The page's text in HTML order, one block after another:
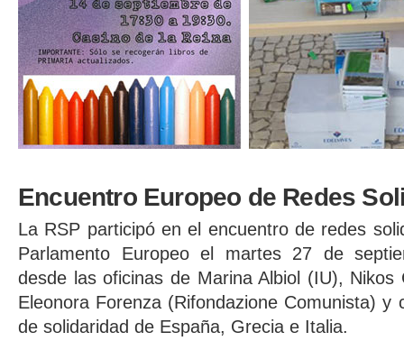
Encuentro Europeo de Redes
La RSP participó en el encuentro de redes
Parlamento Europeo el martes 27 de
desde las oficinas de Marina Albiol (IU), Nikos
Eleonora Forenza (Rifondazione Comunista) y
de solidaridad de España, Grecia e Italia.